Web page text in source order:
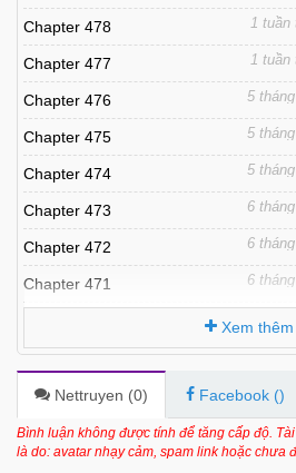
Chapter 478 1 tuần
Chapter 477 1 tuần
Chapter 476 5
Chapter 475 5
Chapter 474 5
Chapter 473 6
Chapter 472 6
Chapter 471 6
Chapter 469 6
Chapter 468 6 tháng
Chapter 467 7
7
Xem thêm
Nettruyen (0) Facebook ()
Bình luận không được tính để tăng cấp độ.
là do: avatar nhạy cảm, spam link hoặc chưa